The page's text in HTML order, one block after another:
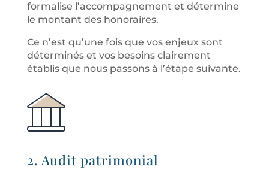
formalise l ’accompagnement et détermine
le montant des honoraires.
Ce n’est qu’une fois que vos enjeux sont
déterminés et vos besoins clairement
établis que nous passons à l ’étape suivante.
2. Audit patrimonial